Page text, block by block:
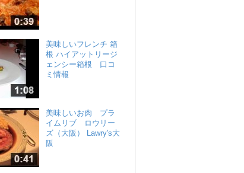
美味しいフレンチ 箱
根 ハイアットリージ
ェンシー箱根 口コ
ミ情報
美味しいお肉 プラ
イムリブ ロウリー
ズ（大阪） Lawry's大
阪